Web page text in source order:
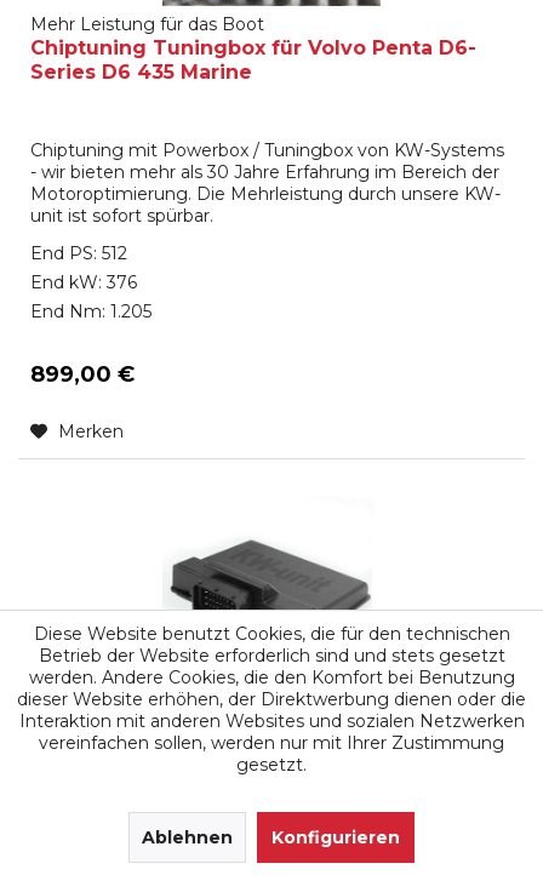
Mehr Leistung für das Boot
Chiptuning Tuningbox für Volvo Penta D6-
Series D6 435 Marine
Chiptuning mit Powerbox / Tuningbox von KW-Systems
- wir bieten mehr als 30 Jahre Erfahrung im Bereich der
Motoroptimierung. Die Mehrleistung durch unsere KW-
unit ist sofort spürbar.
End PS: 512
End kW: 376
End Nm: 1.205
899,00 €
Merken
Mehr Leistung für das Boot
Chiptuning Tuningbox für VOLVO Penta D8-
Diese Website benutzt Cookies, die für den technischen
Betrieb der Website erforderlich sind und stets gesetzt
werden. Andere Cookies, die den Komfort bei Benutzung
dieser Website erhöhen, der Direktwerbung dienen oder die
Interaktion mit anderen Websites und sozialen Netzwerken
vereinfachen sollen, werden nur mit Ihrer Zustimmung
gesetzt.
Ablehnen Konfigurieren
SEHR GUT (4.9 / 5)
Bewertungen bei: google.de, shopvote.de ⓘ
Informationen zur Echtheit der Bewertungen